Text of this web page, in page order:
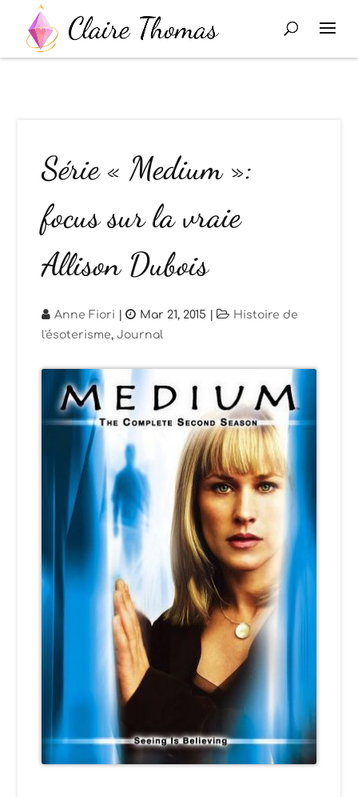
Série « Medium »:
focus sur la vraie
Allison Dubois
Anne Fiori | Mar 21, 2015 |
Histoire de
l'ésoterisme,Journal